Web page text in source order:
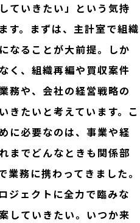
ていきたい」という気持
す。まずは、主計室で組織
なることが大前提。しか
く、組織再編や買収案件
務や、会社の経営戦略の
きたいと考えています。こ
に必要なのは、事業や経
までどんなときも関係部
務に携わってきました。
ジェクトに全力で臨みな
していきたい。いつか来